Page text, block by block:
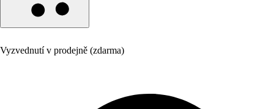
Vyzvednutí v prodejně (zdarma)